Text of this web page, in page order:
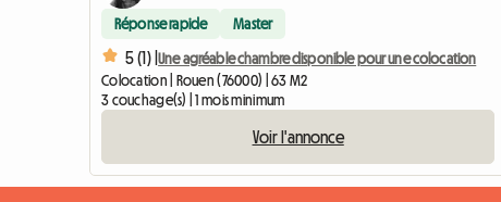
Réponse rapide Master
5 (1) |Une agréable chambre disponible pour une colocation
Colocation | Rouen (76000) | 63 M2
3 couchage(s) | 1 mois minimum
Voir l'annonce